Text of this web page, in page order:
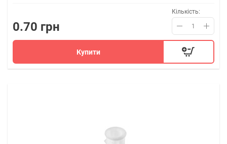
0.70 грн
Кількість:
Купити